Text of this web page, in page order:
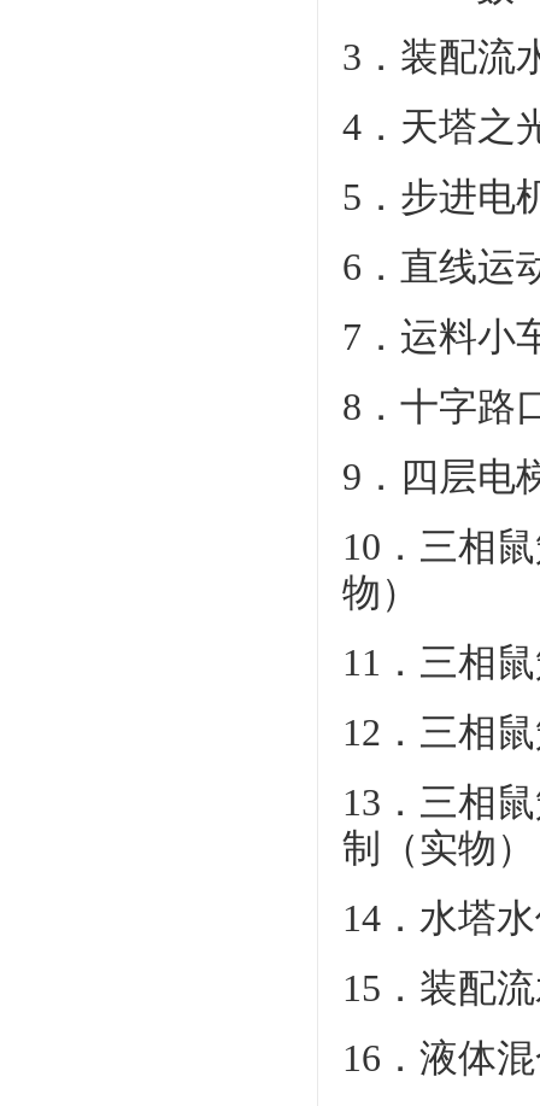
3．装配流
4．天塔之
5．步进电
6．直线运
7．运料小
8．十字路
9．四层电
10．三相
物）
11．三相
12．三相
13．三相
制（实物）
14．水塔
15．装配
16．液体